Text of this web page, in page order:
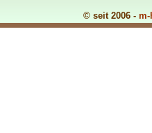
© seit 2006 - m-